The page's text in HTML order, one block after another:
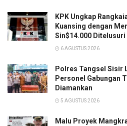
KPK Ungkap
Kuansing dengan
Sin$14.000 Ditelusuri
6 AGUSTUS 2026
Polres Tangsel Sisir
Personel Gabungan
Diamankan
5 AGUSTUS 2026
Malu Proyek